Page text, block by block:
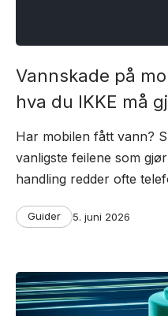
Vannskade på
hva du IKKE må
Har mobilen fått vann?
vanligste feilene som
handling redder ofte
Categories
Guider
Post
5. juni 2026